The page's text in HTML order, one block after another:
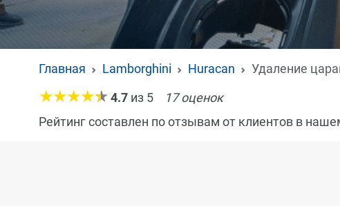
Главная Lamborghini Huracan
Удаление
4.7 из 5 17оценок
Рейтинг составлен по отзывам от клиентов в